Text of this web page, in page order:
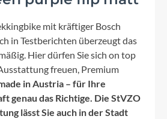
mit kräftiger Bosch
in Testberichten überzeugt das
Hier dürfen Sie sich on top
freuen, Premium
in Austria – für Ihre
genau das Richtige. Die StVZO
lässt Sie auch in der Stadt